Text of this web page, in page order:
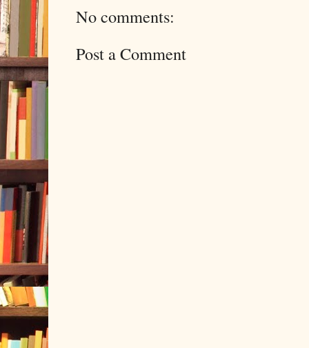
No comments:
Post a Comment